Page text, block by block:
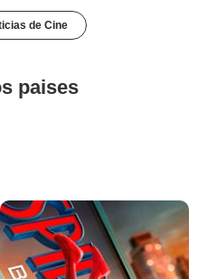
de Cine
paises